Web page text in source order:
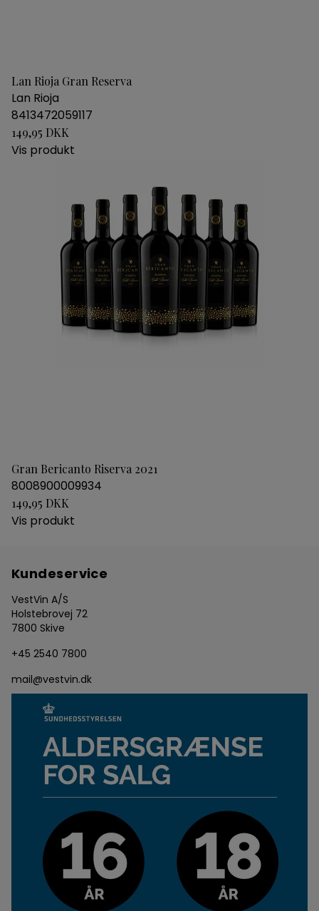
Lan Rioja Gran Reserva
Lan Rioja
8413472059117
149,95 DKK
Vis produkt
Gran Bericanto Riserva 2021
8008900009934
149,95 DKK
Vis produkt
Kundeservice
VestVin A/S
Holstebrovej 72
7800 Skive
+45 2540 7800
mail@vestvin.dk